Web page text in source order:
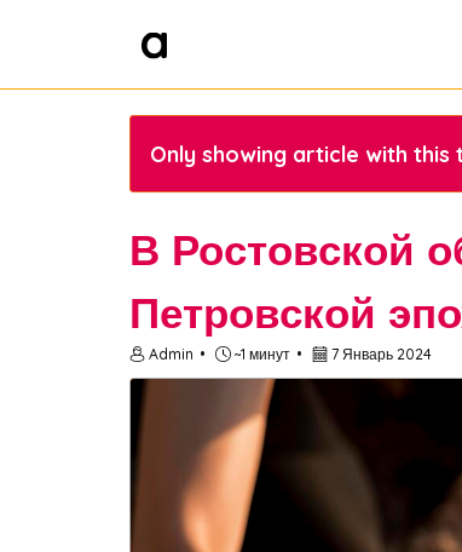
Only showing article with this
В Ростовской
Петровской
Admin ~1 минут 7 Январь 2024